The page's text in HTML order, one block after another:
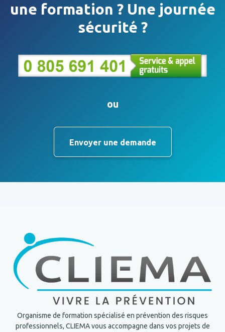
une formation ? Une journée
sécurité ?
ou
Envoyer une demande
Organisme de formation spécialisé en prévention des risques
professionnels, CLIEMA vous accompagne dans vos projets de